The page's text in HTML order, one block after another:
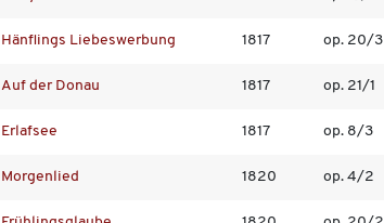
Hänflings Liebeswerbung 1817 op. 20/3
Auf der Donau 1817 op. 21/1
Erlafsee 1817 op. 8/3
Morgenlied 1820 op. 4/2